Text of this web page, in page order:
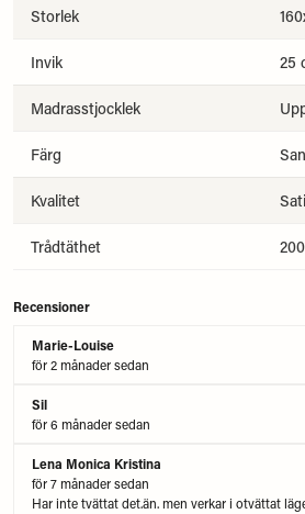
Storlek
Invik 25
Madrasstjocklek
Färg
Kvalitet
Trådtäthet
Recensioner
Marie-Louise
för 2 månader sedan
Sil
för 6 månader sedan
Lena Monica Kristina
för 7 månader sedan
Har inte tvättat det.än. men verkar i otvättat